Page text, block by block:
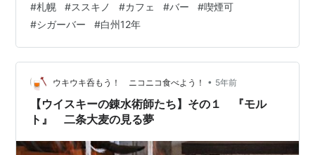
マ、『マッサン』のブレイクもあり、本格的にウイスキ
ーが動き始めると、どこから聞きつけたのか色々な人が
ウイスキーを買いに訪れてこられましてね、当時、全て
捌くには10年はかかるだろうと思われていたウイスキー
達が、3か月もしないうちに倉庫から姿を消すこととなり
ました。 それは、 酒屋業界では既に常識…
#札幌 #ススキノ #カフェ #バー #喫煙可
#シガーバー #白州12年
ウキウキ呑もう！ ニコニコ食べよう！ • 5年前
【ウイスキーの錬水術師たち】その１ 『モル
ト』 二条大麦の見る夢